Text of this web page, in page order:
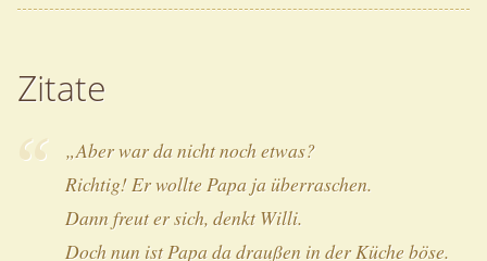
Zitate
„Aber war da nicht noch etwas?
Richtig! Er wollte Papa ja überraschen.
Dann freut er sich, denkt Willi.
Doch nun ist Papa da draußen in der Küche böse.